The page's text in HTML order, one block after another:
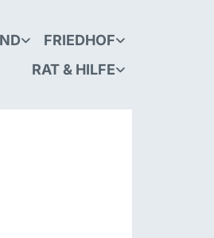
FRIEDHOF
RAT & HILFE